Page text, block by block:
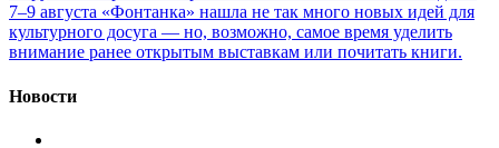
7–9 августа «Фонтанка» нашла не так много новых идей для
культурного досуга — но, возможно, самое время уделить
внимание ранее открытым выставкам или почитать книги.
Новости